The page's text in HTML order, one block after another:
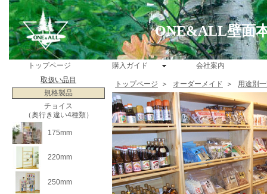
ONE&ALL壁面
トップページ 購入ガイド
会社案内
取扱い品目
規格製品
チョイス
（奥行き違い4種類）
175mm
220mm
250mm
トップページ ＞ オーダーメイド ＞ 用途別